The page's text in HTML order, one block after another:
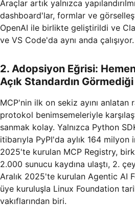
Araçlar artık yalnızca
dashboard'lar, formlar ve
OpenAI ile birlikte geliştirildi ve
ve VS Code'da aynı anda çalışıyor.
2. Adopsiyon Eğrisi:
Açık Standardın Görmediği
MCP'nin ilk on sekiz ayını anlatan
protokol benimsemeleriyle
sanmak kolay. Yalnızca Python
itibarıyla PyPI'da aylık 164
2025'te kurulan MCP Registry,
2.000 sunucu kaydına ulaştı, 2.
Aralık 2025'te kurulan Agentic AI
üye kuruluşla Linux Foundation
vakıflarından biri.